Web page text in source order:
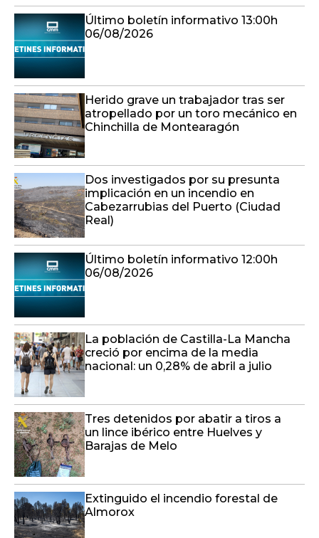
Último boletín informativo 13:00h
06/08/2026
Herido grave un trabajador tras ser
atropellado por un toro mecánico en
Chinchilla de Montearagón
Dos investigados por su presunta
implicación en un incendio en
Cabezarrubias del Puerto (Ciudad
Real)
Último boletín informativo 12:00h
06/08/2026
La población de Castilla-La Mancha
creció por encima de la media
nacional: un 0,28% de abril a julio
Tres detenidos por abatir a tiros a
un lince ibérico entre Huelves y
Barajas de Melo
Extinguido el incendio forestal de
Almorox